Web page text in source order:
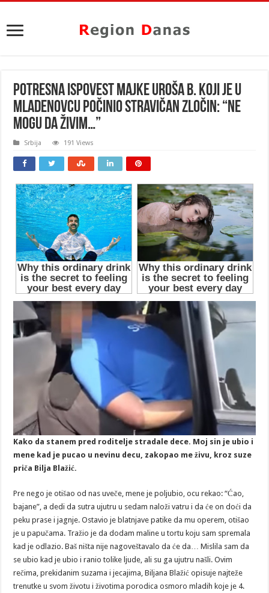
POTRESNA ISPOVEST MAJKE UROŠA B. KOJI JE U
MLADENOVCU POČINIO STRAVIČAN ZLOČIN: “Ne
mogu da živim…”
Srbija 191 Views
Kako da stanem pred roditelje stradale dece. Moj sin je ubio i
mene kad je pucao u nevinu decu, zakopao me živu, kroz suze
priča Bilja Blažić.
Pre nego je otišao od nas uveče, mene je poljubio, ocu rekao: “Ćao,
bajane”, a dedi da sutra ujutru u sedam naloži vatru i da će on doći da
peku prase i jagnje. Ostavio je blatnjave patike da mu operem, otišao
je u papučama. Tražio je da dodam maline u tortu koju sam spremala
kad je odlazio. Baš ništa nije nagoveštavalo da će da… Mislila sam da
se ubio kad je ubio i ranio tolike ljude, ali su ga ujutru našli. Ovim
rečima, prekidanim suzama i jecajima, Biljana Blažić opisuje najteže
trenutke u svom životu i životima porodica osmoro mladih koje je 4.